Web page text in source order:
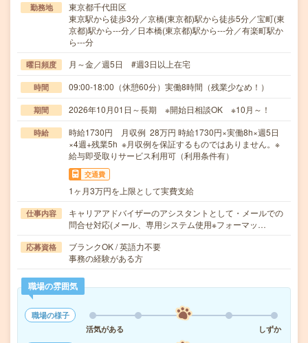
勤務地
東京都千代田区
東京駅から徒歩3分／京橋(東京都)駅から徒歩5分／宝町(東
京都)駅から---分／日本橋(東京都)駅から---分／有楽町駅か
ら---分
曜日頻度 月～金／週5日 #週3日以上在宅
時間 09:00-18:00（休憩60分）実働8時間（残業少なめ！）
期間 2026年10月01日～長期 ※開始日相談OK ※10月～！
時給
時給1730円 月収例 28万円 時給1730円×実働8h×週5日
×4週+残業5h ※月収例を保証するものではありません。※
給与即受取りサービス利用可（利用条件有）
交通費
1ヶ月3万円を上限として実費支給
仕事内容
キャリアアドバイザーのアシスタントとして・メールでの
問合せ対応(メール、専用システム使用※フォーマッ…
応募資格
ブランクOK / 英語力不要
事務の経験がある方
職場の雰囲気
職場の様子
活気がある
しずか